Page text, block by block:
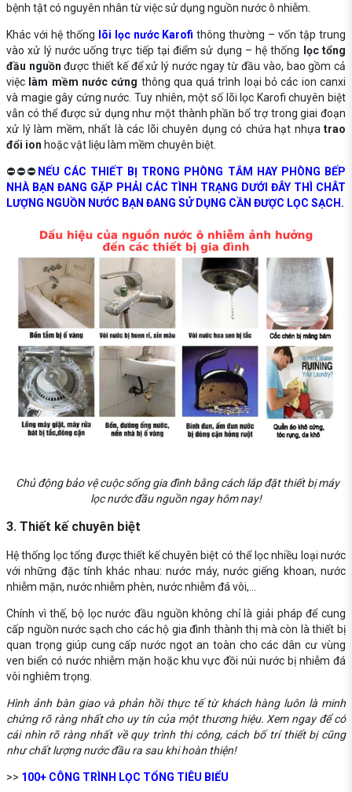
bệnh tật có nguyên nhân từ việc sử dụng nguồn nước ô nhiễm.
Khác với hệ thống lõi lọc nước Karofi thông thường – vốn tập trung
vào xử lý nước uống trực tiếp tại điểm sử dụng – hệ thống
lọc tổng
đầu nguồn được thiết kế để xử lý nước ngay từ đầu vào, bao gồm cả
việc làm mềm nước cứng thông qua quá trình loại bỏ các ion canxi
và magie gây cứng nước. Tuy nhiên, một số lõi lọc Karofi chuyên biệt
vẫn có thể được sử dụng như một thành phần bổ trợ trong giai đoạn
xử lý làm mềm, nhất là các lõi chuyên dụng có chứa hạt nhựa trao
đổi ion hoặc vật liệu làm mềm chuyên biệt.
⛔⛔⛔ NẾU CÁC THIẾT BỊ TRONG PHÒNG TẮM HAY PHÒNG BẾP
NHÀ BẠN ĐANG GẶP PHẢI CÁC TÌNH TRẠNG DƯỚI ĐÂY THÌ CHÂT
LƯỢNG NGUỒN NƯỚC BẠN ĐANG SỬ DỤNG CẦN ĐƯỢC LỌC SẠCH.
Chủ động bảo vệ cuộc sống gia đình bằng cách lắp đặt thiết bị máy
lọc nước đầu nguồn ngay hôm nay!
3. Thiết kế chuyên biệt
Hệ thống lọc tổng được thiết kế chuyên biệt có thể lọc nhiều loại nước
với những đặc tính khác nhau: nước máy, nước giếng khoan, nước
nhiễm mặn, nước nhiễm phèn, nước nhiễm đá vôi,...
Chính vì thế, bộ lọc nước đầu nguồn không chỉ là giải pháp để cung
cấp nguồn nước sạch cho các hộ gia đình thành thị mà còn là thiết bị
quan trọng giúp cung cấp nước ngọt an toàn cho các dân cư vùng
ven biển có nước nhiễm mặn hoặc khu vực đồi núi nước bị nhiễm đá
vôi nghiêm trọng.
Hình ảnh bàn giao và phản hồi thực tế từ khách hàng luôn là minh
chứng rõ ràng nhất cho uy tín của một thương hiệu. Xem ngay để có
cái nhìn rõ ràng nhất về quy trình thi công, cách bố trí thiết bị cũng
như chất lượng nước đầu ra sau khi hoàn thiện!
>> 100+ CÔNG TRÌNH LỌC TỔNG TIÊU BIỂU